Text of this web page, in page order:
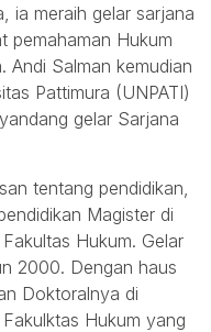
ia meraih gelar sarjana
pemahaman Hukum
Andi Salman kemudian
Pattimura (UNPATI)
gelar Sarjana
tentang pendidikan,
Magister di
Hukum. Gelar
2000. Dengan haus
Doktoralnya di
Hukum yang